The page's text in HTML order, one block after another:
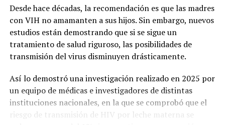
Desde hace décadas, la recomendación es que las madres
con VIH no amamanten a sus hijos. Sin embargo, nuevos
estudios están demostrando que si se sigue un
tratamiento de salud riguroso, las posibilidades de
transmisión del virus disminuyen drásticamente.
Así lo demostró una investigación realizado en 2025 por
un equipo de médicas e investigadores de distintas
instituciones nacionales, en la que se comprobó que el
riesgo de transmisión de HIV por leche materna se